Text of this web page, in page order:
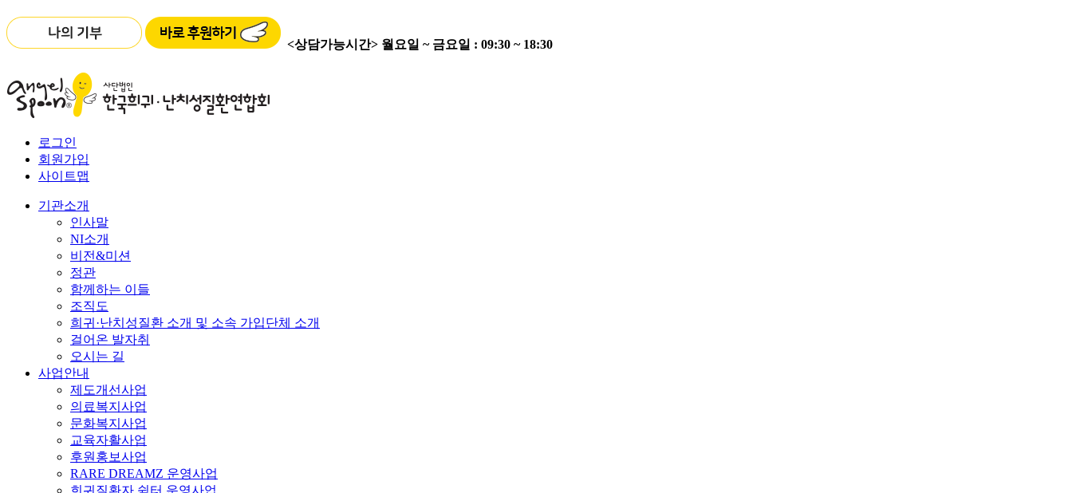
<상담가능시간> 월요일 ~ 금요일 : 09:30 ~ 18:30
로그인
회원가입
사이트맵
기관소개
인사말
NI소개
비전&미션
정관
함께하는 이들
조직도
희귀·난치성질환 소개 및 소속 가입단체 소개
걸어온 발자취
오시는 길
사업안내
제도개선사업
의료복지사업
문화복지사업
교육자활사업
후원홍보사업
RARE DREAMZ 운영사업
희귀질환자 쉼터 운영사업